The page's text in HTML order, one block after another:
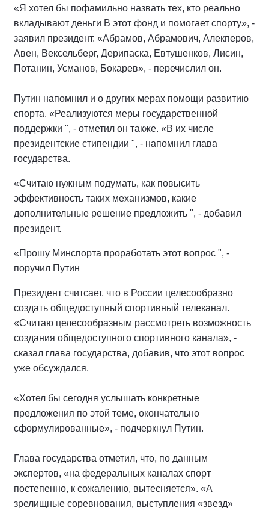
«Я хотел бы пофамильно назвать тех, кто реально
вкладывают деньги В этот фонд и помогает спорту», -
заявил президент. «Абрамов, Абрамович, Алекперов,
Авен, Вексельберг, Дерипаска, Евтушенков, Лисин,
Потанин, Усманов, Бокарев», - перечислил он.
Путин напомнил и о других мерах помощи развитию
спорта. «Реализуются меры государственной
поддержки ", - отметил он также. «В их числе
президентские стипендии ", - напомнил глава
государства.
«Считаю нужным подумать, как повысить
эффективность таких механизмов, какие
дополнительные решение предложить ", - добавил
президент.
«Прошу Минспорта проработать этот вопрос ", -
поручил Путин
Президент считсает, что в России целесообразно
создать общедоступный спортивный телеканал.
«Считаю целесообразным рассмотреть возможность
создания общедоступного спортивного канала», -
сказал глава государства, добавив, что этот вопрос
уже обсуждался.
«Хотел бы сегодня услышать конкретные
предложения по этой теме, окончательно
сформулированные», - подчеркнул Путин.
Глава государства отметил, что, по данным
экспертов, «на федеральных каналах спорт
постепенно, к сожалению, вытесняется». «А
зрелищные соревнования, выступления «звезд»